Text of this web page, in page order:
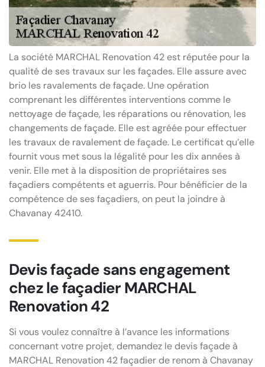
La société MARCHAL Renovation 42 est réputée pour la
qualité de ses travaux sur les façades. Elle assure avec
brio les ravalements de façade. Une opération
comprenant les différentes interventions comme le
nettoyage de façade, les réparations ou rénovation, les
changements de façade. Elle est agréée pour effectuer
les travaux de ravalement de façade. Le certificat qu’elle
fournit vous met sous la légalité pour les dix années à
venir. Elle met à la disposition de propriétaires ses
façadiers compétents et aguerris. Pour bénéficier de la
compétence de ses façadiers, on peut la joindre à
Chavanay 42410.
Devis façade sans engagement
chez le façadier MARCHAL
Renovation 42
Si vous voulez connaître à l’avance les informations
concernant votre projet, demandez le devis façade à
MARCHAL Renovation 42 façadier de renom à Chavanay